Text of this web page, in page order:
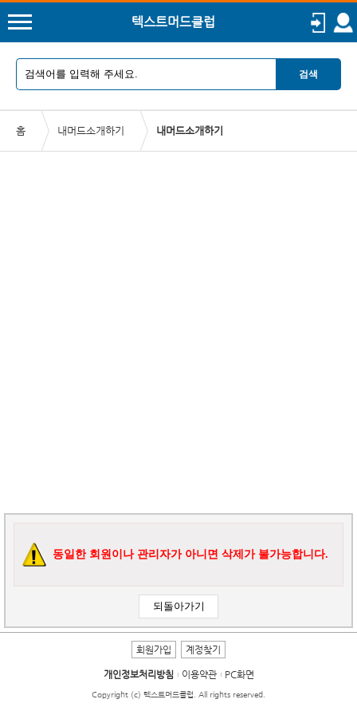
텍스트머드클럽
검색
홈 내머드소개하기 내머드소개하기
동일한 회원이나 관리자가 아니면 삭제가 불가능합니다.
회원가입 계정찾기
개인정보처리방침 이용약관 PC화면
Copyright (c) 텍스트머드클럽. All rights reserved.